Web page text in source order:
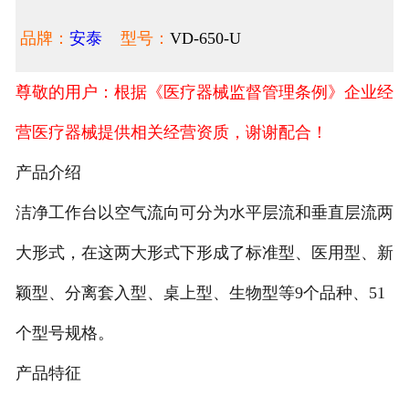
品牌： 安泰 型号： VD-650-U
尊敬的用户：根据《医疗器械监督管理条例》企业经
营医疗器械提供相关经营资质，谢谢配合！
产品介绍
洁净工作台以空气流向可分为水平层流和垂直层流两
大形式，在这两大形式下形成了标准型、医用型、新
颖型、分离套入型、桌上型、生物型等9个品种、51
个型号规格。
产品特征